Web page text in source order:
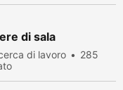
di sala
di lavoro
285